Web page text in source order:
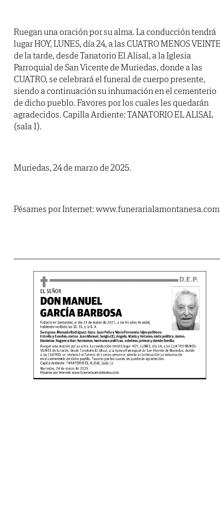
Ruegan una oración por su alma. La conducción tendrá
lugar HOY, LUNES, día 24, a las CUATRO MENOS
de la tarde, desde Tanatorio El Alisal, a la Iglesia
Parroquial de San Vicente de Muriedas, donde a las
CUATRO, se celebrará el funeral de cuerpo presente,
siendo a continuación su inhumación en el cementerio
de dicho pueblo. Favores por los cuales les quedarán
agradecidos. Capilla Ardiente: TANATORIO EL ALISAL
(sala 1).
Muriedas, 24 de marzo de 2025.
Pésames por Internet: www.funerarialamontanesa.com